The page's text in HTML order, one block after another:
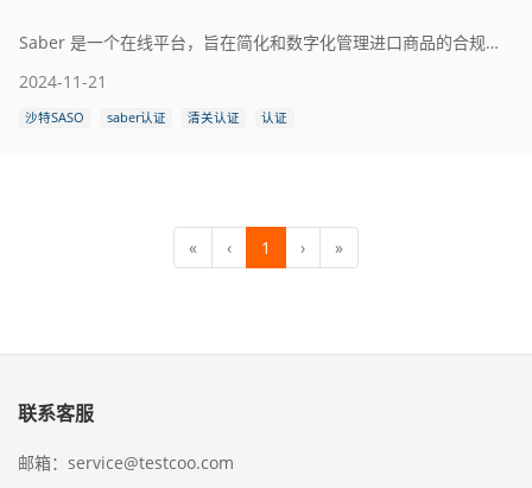
Saber 是一个在线平台，旨在简化和数字化管理进口商品的合规性认证流程。由 SASO（沙特标准、计量和质量局） 推出。Saber 平台用于签发产品符合性证书PCoC和批次符合性证书SCoC。所有进口或本地生产的商品必须通过 Saber 平台完成认证，以确保符合沙特阿拉伯的技术法规和标准。
2024-11-21
沙特SASO saber认证 清关认证 认证
« ‹ 1 › »
联系客服
邮箱：service@testcoo.com